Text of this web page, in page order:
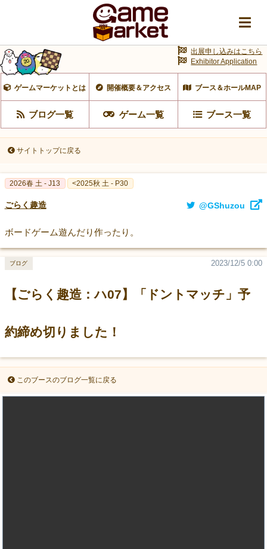
ゲームマーケットとは 開催概要＆アクセス ブース＆ホールMAP
ブログ一覧 ゲーム一覧 ブース一覧
出展申し込みはこちら
Exhibitor Application
サイトトップに戻る
2026春 土 - J13 <2025秋 土 - P30
ごらく趣造 @GShuzou
ボードゲーム遊んだり作ったり。
【ごらく趣造：ハ07】「ドントマッチ」予
約締め切りました！
2023/12/5 0:00
ブログ
このブースのブログ一覧に戻る